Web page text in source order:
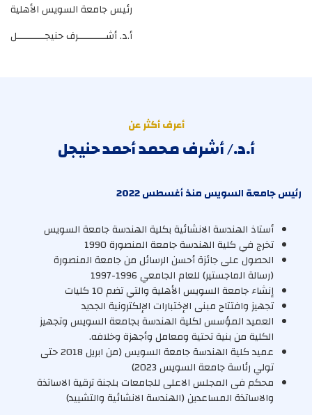
رئيس جامعة السويس الأهلية
أ.د. أشــــــــــرف حنيجــــــــــل
أعرف أكثر عن
أ.د./ أشرف محمد أحمد حنيجل
رئيس جامعة السويس منذ أغسطس 2022
أستاذ الهندسة الانشائية بكلية الهندسة جامعة السويس
تخرج في كلية الهندسة جامعة المنصورة 1990
الحصول على جائزة أحسن الرسائل من جامعة المنصورة
(رسالة الماجستير) للعام الجامعي 1996-1997
إنشاء جامعة السويس الأهلية والتي تضم 10 كليات
تجهيز وافتتاح مبنى الإختبارات الإلكترونية الجديد
العميد المؤسس لكلية الهندسة بجامعة السويس وتجهيز
الكلية من بنية تحتية ومعامل وأجهزة وخلافه.
عميد كلية الهندسة جامعة السويس (من ابريل 2018 حتى
تولي رئاسة جامعة السويس 2023)
محكم فى المجلس الاعلى للجامعات بلجنة ترقية الاساتذة
والاساتذة المساعدين (الهندسة الانشائية والتشييد)